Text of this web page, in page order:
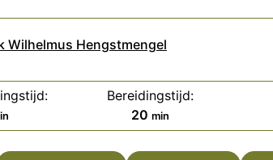
Wilhelmus Hengstmengel
Bereidingstijd:
20minuten
min